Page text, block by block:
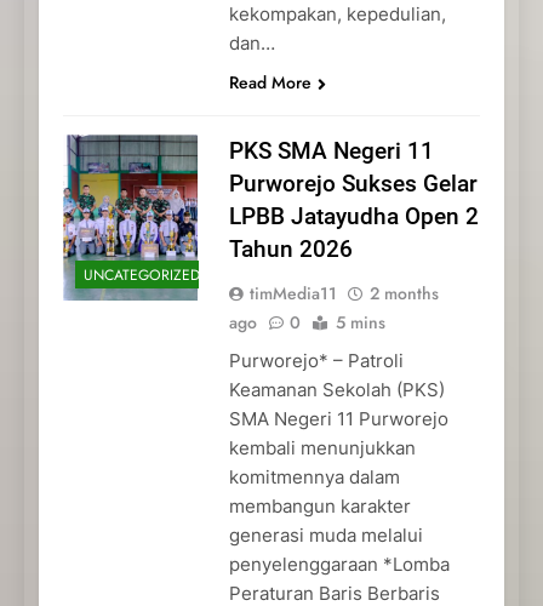
kekompakan, kepedulian,
dan…
Read More
UNCATEGORIZED
PKS SMA Negeri 11
Purworejo Sukses Gelar
LPBB Jatayudha Open 2
Tahun 2026
timMedia11
2 months
ago
0 5 mins
Purworejo* – Patroli
Keamanan Sekolah (PKS)
SMA Negeri 11 Purworejo
kembali menunjukkan
komitmennya dalam
membangun karakter
generasi muda melalui
penyelenggaraan *Lomba
Peraturan Baris Berbaris